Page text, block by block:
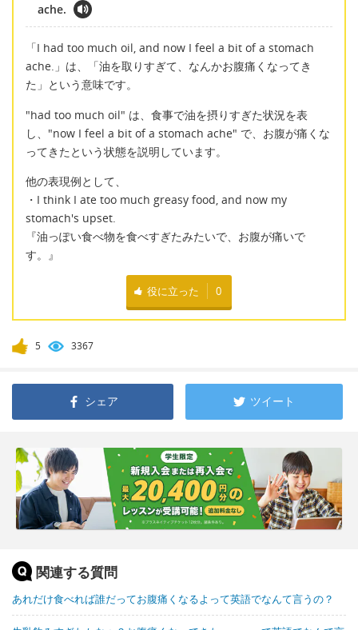
ache.
「I had too much oil, and now I feel a bit of a stomach
ache.」は、「油を取りすぎて、なんかお腹痛くなってき
た」という意味です。
"had too much oil" は、食事で油を摂りすぎた状況を表
し、"now I feel a bit of a stomach ache" で、お腹が痛くな
ってきたという状態を説明しています。
他の表現例として、
・I think I ate too much greasy food, and now my
stomach's upset.
『油っぽい食べ物を食べすぎたみたいで、お腹が痛いで
す。』
役に立った 0
5 3367
シェア ツイート
関連する質問
あれだけ食べれば誰だってお腹痛くなるよって英語でなんて言うの？